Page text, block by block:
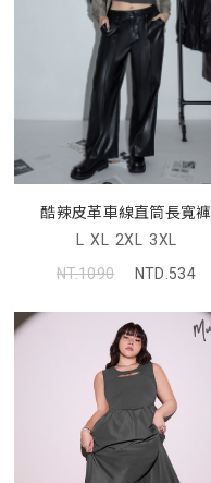
酷辣皮革車線直筒長寬褲
L XL 2XL 3XL
NT.1090
NTD.534